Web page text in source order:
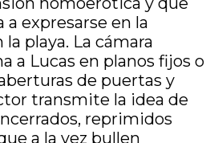
a expresarse en la
playa. La cámara
a Lucas en planos fijos o
de puertas y
transmite la idea de
reprimidos
a la vez bullen